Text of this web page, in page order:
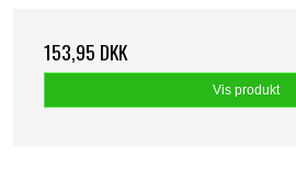
153,95 DKK
Vis produkt